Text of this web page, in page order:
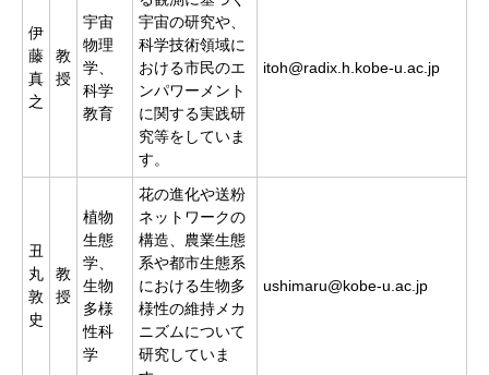
伊
藤
真
之
教
授
宇宙
物理
学、
科学
教育
宇宙の研究や、
科学技術領域に
おける市民のエ
ンパワーメント
に関する実践研
究等をしていま
す。
itoh@radix.h.kobe-u.ac.jp
丑
丸
敦
史
教
授
植物
生態
学、
生物
多様
性科
学
花の進化や送粉
ネットワークの
構造、農業生態
系や都市生態系
における生物多
様性の維持メカ
ニズムについて
研究していま
ushimaru@kobe-u.ac.jp